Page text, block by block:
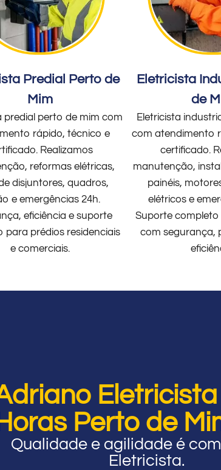
Predial Perto de
Mim
predial perto de mim com
rápido, técnico e
Realizamos
reformas elétricas,
disjuntores, quadros,
e emergências 24h.
eficiência e suporte
para prédios residenciais
e comerciais.
Eletricista
de
Eletricista
com atendimento
certificado.
manutenção,
painéis,
elétricos e
Suporte
com segurança,
Perto de
Qualidade e agilidade é
Eletricista.